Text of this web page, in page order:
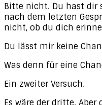
Bitte nicht. Du hast dir
nach dem letzten
nicht, ob du dich
Du lässt mir keine
Was denn für eine
Ein zweiter Versuch.
Es wäre der dritte.